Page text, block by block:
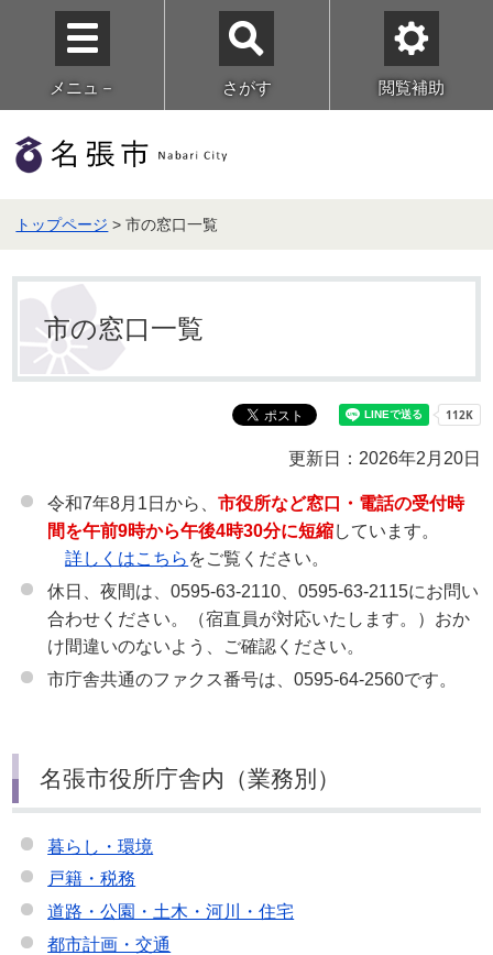
メニュ－ さがす 閲覧補助
トップページ > 市の窓口一覧
市の窓口一覧
更新日：2026年2月20日
令和7年8月1日から、市役所など窓口・電話の受付時
間を午前9時から午後4時30分に短縮しています。
詳しくはこちら をご覧ください。
休日、夜間は、0595-63-2110、0595-63-2115にお問い
合わせください。（宿直員が対応いたします。）おか
け間違いのないよう、ご確認ください。
市庁舎共通のファクス番号は、0595-64-2560です。
名張市役所庁舎内（業務別）
暮らし・環境
戸籍・税務
道路・公園・土木・河川・住宅
都市計画・交通